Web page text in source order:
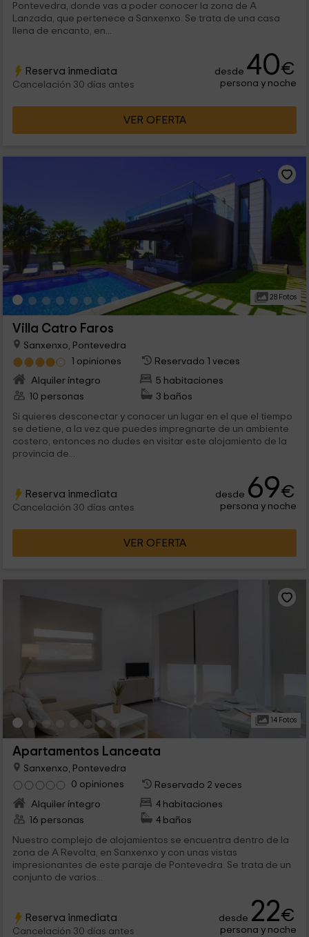
Pontevedra, donde vas a poder conocer la zona de A
Lanzada, que pertenece a Sanxenxo. Se trata de una casa
llena de encanto, en...
Reserva inmediata
Cancelación 30 días antes
desde 40€
persona y noche
VER OFERTA
28 Fotos
Villa Catro Faros
Sanxenxo, Pontevedra
1 opiniones
Reservado 1 veces
Alquiler íntegro
5 habitaciones
10 personas
3 baños
Si quieres desconectar y conocer un lugar en el que el tiempo
se detiene, a la vez que puedes impregnarte de un ambiente
costero, entonces no dudes en visitar este alojamiento de la
provincia de...
Reserva inmediata
Cancelación 30 días antes
desde 69€
persona y noche
VER OFERTA
14 Fotos
Apartamentos Lanceata
Sanxenxo, Pontevedra
0 opiniones
Reservado 2 veces
Alquiler íntegro
4 habitaciones
16 personas
4 baños
Nuestro complejo de alojamientos se encuentra dentro de la
zona de A Revolta, en Sanxenxo y con unas vistas
impresionantes de este paraje de Pontevedra. Se trata de un
conjunto de varios...
Reserva inmediata
Cancelación 30 días antes
desde 22€
persona y noche